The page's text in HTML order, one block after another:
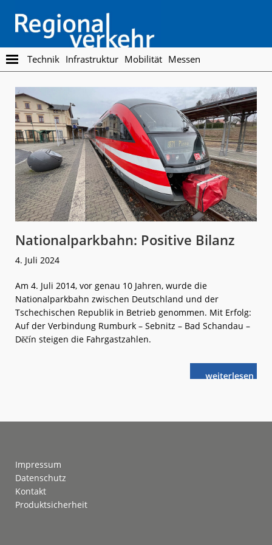
main
content
footer
Regionalverkehr
Die
Fachzeitschrift
den
Öffentlichen
Personennahverkehr
Technik Infrastruktur Mobilität Messen
Nationalparkbahn: Positive Bilanz
4. Juli 2024
Am 4. Juli 2014, vor genau 10 Jahren, wurde die
Nationalparkbahn zwischen Deutschland und der
Tschechischen Republik in Betrieb genommen. Mit Erfolg:
Auf der Verbindung Rumburk – Sebnitz – Bad Schandau –
Děčín steigen die Fahrgastzahlen.
weiterlese
n
Impressum
Datenschutz
Kontakt
Produktsicherheit